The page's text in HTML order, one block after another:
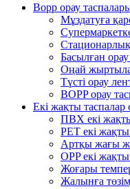
Bopp орау
Мұздатуға
Стационарлық
Басылған
Оңай
Түсті орау
BOPP орау
Екі жақты таспалар
ПВХ екі
PET екі жақты
Артқы жағы
OPP екі
Жоғары
Жалынға